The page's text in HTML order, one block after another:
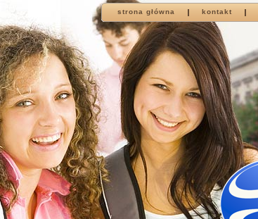
strona główna kontakt